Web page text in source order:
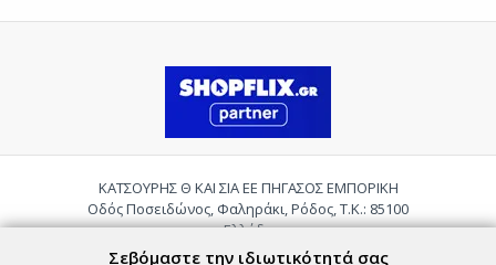
ΚΑΤΣΟΥΡΗΣ Θ ΚΑΙ ΣΙΑ ΕΕ ΠΗΓΑΣΟΣ ΕΜΠΟΡΙΚΗ
Οδός Ποσειδώνος, Φαληράκι, Ρόδος, Τ.Κ.: 85100
Ελλάδα
Τηλ.:2241085059
Σεβόμαστε την ιδιωτικότητά σας